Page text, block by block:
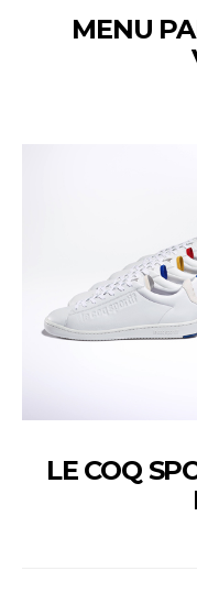
MENU
LE COQ